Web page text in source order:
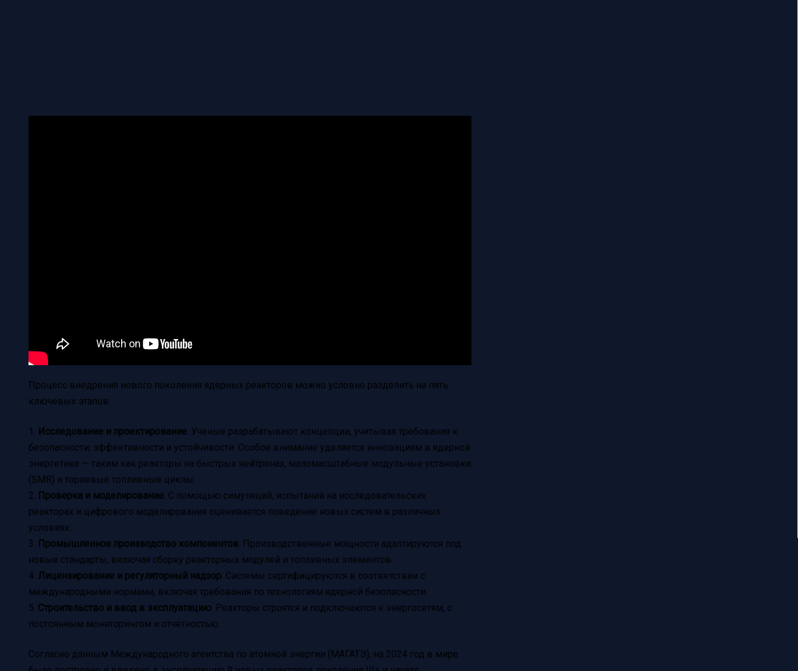
Процесс внедрения нового поколения ядерных реакторов можно условно разделить на пять
ключевых этапов:
1. Исследование и проектирование . Ученые разрабатывают концепции, учитывая требования к
безопасности, эффективности и устойчивости. Особое внимание уделяется инновациям в ядерной
энергетике — таким как реакторы на быстрых нейтронах, маломасштабные модульные установки
(SMR) и ториевые топливные циклы.
2.
Проверка и моделирование . С помощью симуляций, испытаний на исследовательских
реакторах и цифрового моделирования оценивается поведение новых систем в различных
условиях.
3.
Промышленное производство компонентов . Производственные мощности адаптируются под
новые стандарты, включая сборку реакторных модулей и топливных элементов.
4. Лицензирование и регуляторный надзор . Системы сертифицируются в соответствии с
международными нормами, включая требования по технологиям ядерной безопасности.
5. Строительство и ввод в эксплуатацию . Реакторы строятся и подключаются к энергосетям, с
постоянным мониторингом и отчётностью.
Согласно данным Международного агентства по атомной энергии (МАГАТЭ), на 2024 год в мире